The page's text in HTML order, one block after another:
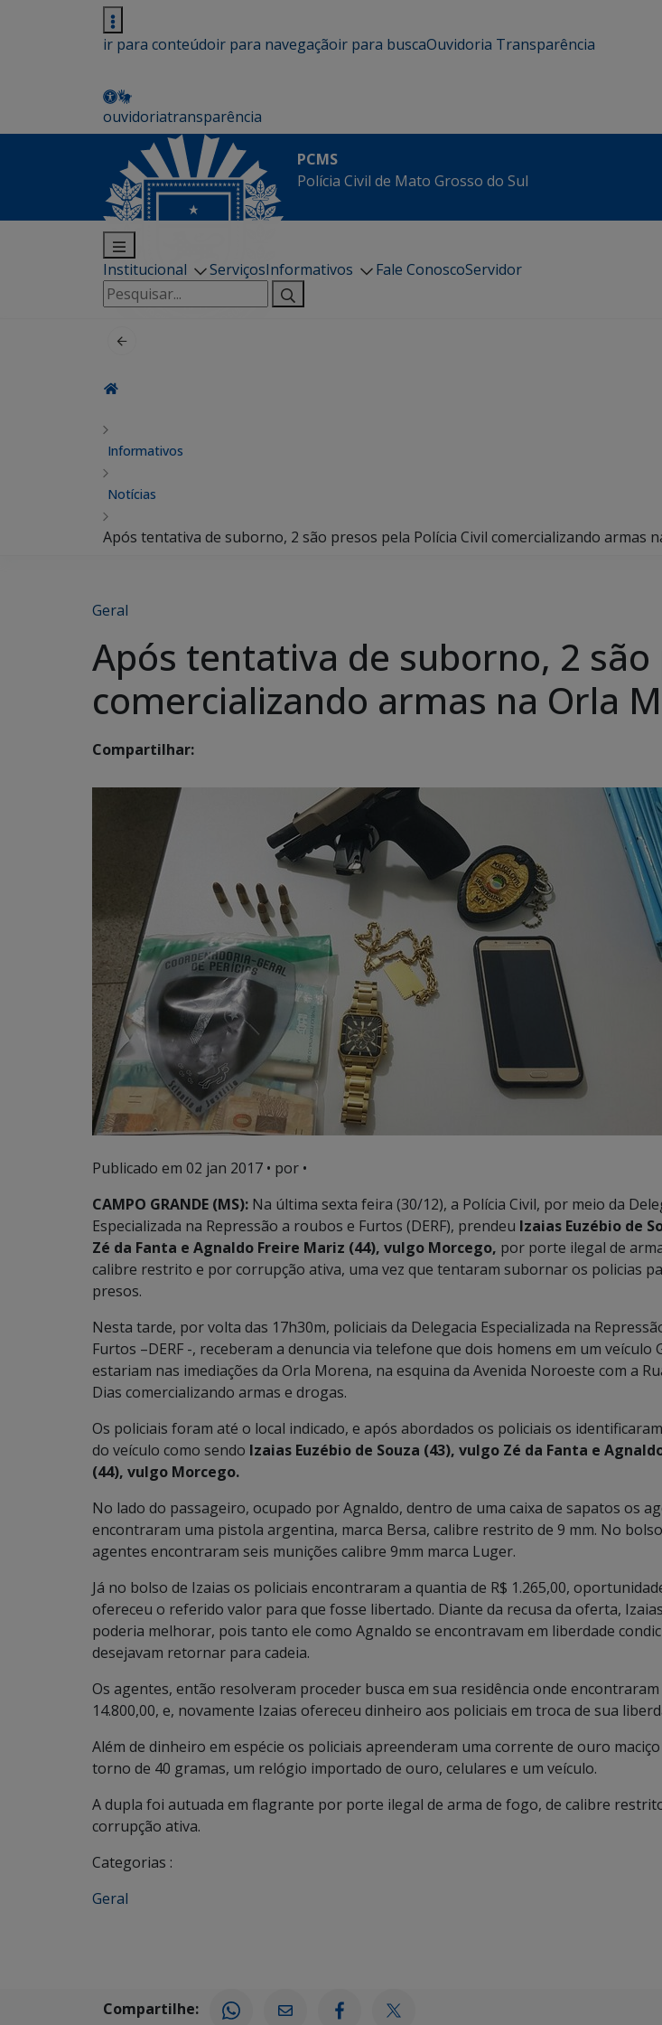
ir para conteúdoir para navegaçãoir para buscaOuvidoria Transparência
ouvidoriatransparência
PCMS
Polícia Civil de Mato Grosso do Sul
Institucional ServiçosInformativos Fale ConoscoServidor
Pesquisar
por:
Informativos
Notícias
Após tentativa de suborno, 2 são presos pela Polícia Civil comercializando armas
Geral
Após tentativa de suborno, 2 são
comercializando armas na Orla
Compartilhar:
Publicado em 02 jan 2017 • por •
CAMPO GRANDE (MS): Na última sexta feira (30/12), a Polícia Civil, por meio da
Especializada na Repressão a roubos e Furtos (DERF), prendeu Izaias Euzébio de
Zé da Fanta e Agnaldo Freire Mariz (44), vulgo Morcego, por porte ilegal de
calibre restrito e por corrupção ativa, uma vez que tentaram subornar os policias
presos.
Nesta tarde, por volta das 17h30m, policiais da Delegacia Especializada na
Furtos –DERF -, receberam a denuncia via telefone que dois homens em um veículo
estariam nas imediações da Orla Morena, na esquina da Avenida Noroeste com a
Dias comercializando armas e drogas.
Os policiais foram até o local indicado, e após abordados os policiais os
do veículo como sendo Izaias Euzébio de Souza (43), vulgo Zé da Fanta e
(44), vulgo Morcego.
No lado do passageiro, ocupado por Agnaldo, dentro de uma caixa de sapatos os
encontraram uma pistola argentina, marca Bersa, calibre restrito de 9 mm. No
agentes encontraram seis munições calibre 9mm marca Luger.
Já no bolso de Izaias os policiais encontraram a quantia de R$ 1.265,00,
ofereceu o referido valor para que fosse libertado. Diante da recusa da oferta,
poderia melhorar, pois tanto ele como Agnaldo se encontravam em liberdade
desejavam retornar para cadeia.
Os agentes, então resolveram proceder busca em sua residência onde encontraram
14.800,00, e, novamente Izaias ofereceu dinheiro aos policiais em troca de sua
Além de dinheiro em espécie os policiais apreenderam uma corrente de ouro
torno de 40 gramas, um relógio importado de ouro, celulares e um veículo.
A dupla foi autuada em flagrante por porte ilegal de arma de fogo, de calibre
corrupção ativa.
Categorias :
Geral
Compartilhe: